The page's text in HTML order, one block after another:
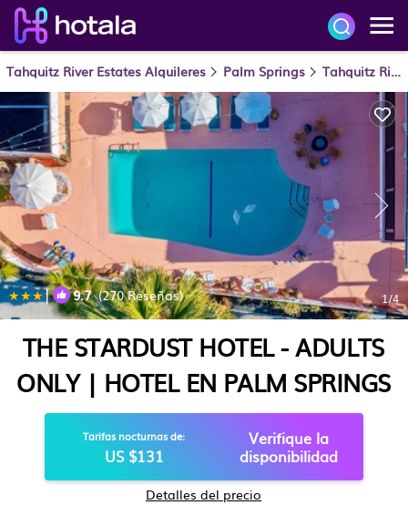
Tahquitz River Estates Alquileres Palm Springs Tahquitz River Estates
| 9.7(270 Reseñas) 1/4
THE STARDUST HOTEL - ADULTS
ONLY | HOTEL EN PALM SPRINGS
Tarifas nocturnas de:
US $131
Verifique la
disponibilidad
Detalles del precio